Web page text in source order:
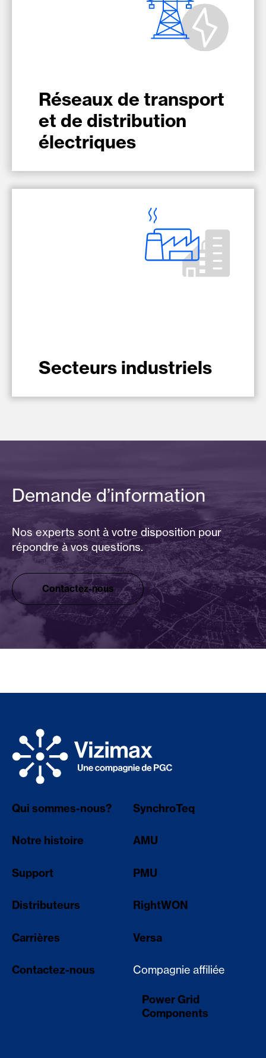
Réseaux de transport
et de distribution
électriques
Secteurs industriels
Demande d’information
Nos experts sont à votre disposition pour
répondre à vos questions.
Contactez-nous
Qui sommes-nous?
Notre histoire
Support
Distributeurs
Carrières
Contactez-nous
SynchroTeq
AMU
PMU
RightWON
Versa
Compagnie affiliée
Power Grid
Components